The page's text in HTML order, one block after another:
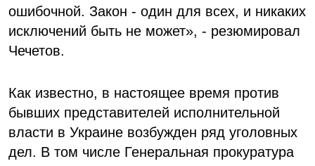
ошибочной. Закон - один для всех, и никаких
исключений быть не может», - резюмировал
Чечетов.
Как известно, в настоящее время против
бывших представителей исполнительной
власти в Украине возбужден ряд уголовных
дел. В том числе Генеральная прокуратура